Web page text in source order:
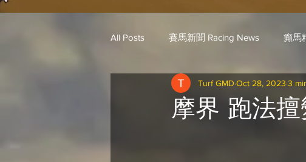
All Posts 賽馬新聞 Racing News 癲馬
戈登說馬事 / 馬王哥頓 三 T 大茶飯 /
摩界 跑法
Turf GMD Oct 28, 2023 3